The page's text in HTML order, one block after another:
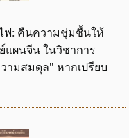
ไฟ: คืนความชุ่มชื้นให้
แผนจีน ในวิชาการ
มสมดุล" หากเปรียบ